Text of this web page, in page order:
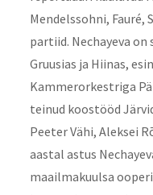
Mendelssohni,
partiid. Nechayeva on
Gruusias ja Hiinas,
Kammerorkestriga
teinud koostööd
Peeter Vähi, Aleksei
aastal astus
maailmakuulsa